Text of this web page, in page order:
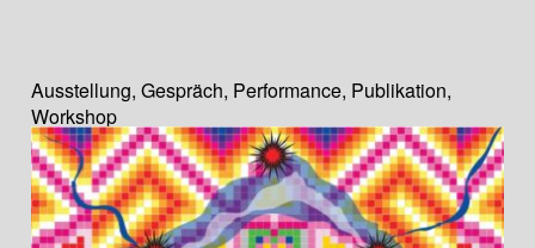
Ausstellung,Gespräch, Performance, Publikation,
Workshop